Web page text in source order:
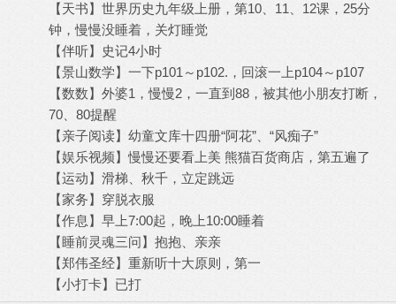
【天书】世界历史九年级上册，第10、11、12课，25分
钟，慢慢没睡着，关灯睡觉
【伴听】史记4小时
【景山数学】一下p101～p102.，回滚一上p104～p107
【数数】外婆1，慢慢2，一直到88，被其他小朋友打断，
70、80提醒
【亲子阅读】幼童文库十四册“阿花”、“风痴子”
【娱乐视频】慢慢还要看上美 熊猫百货商店，第五遍了
【运动】滑梯、秋千，立定跳远
【家务】穿脱衣服
【作息】早上7:00起，晚上10:00睡着
【睡前灵魂三问】抱抱、亲亲
【郑伟圣经】重新听十大原则，第一
【小打卡】已打